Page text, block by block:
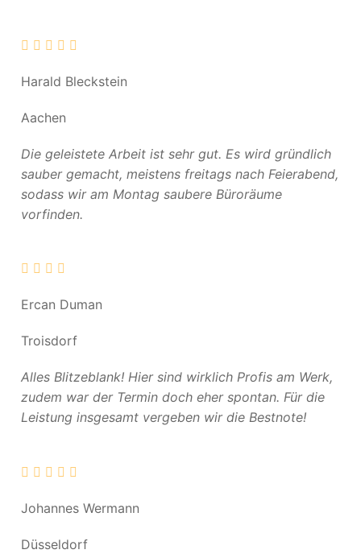
Harald Bleckstein
Aachen
Die geleistete Arbeit ist sehr gut. Es wird gründlich
sauber gemacht, meistens freitags nach Feierabend,
sodass wir am Montag saubere Büroräume
vorfinden.
Ercan Duman
Troisdorf
Alles Blitzeblank! Hier sind wirklich Profis am Werk,
zudem war der Termin doch eher spontan. Für die
Leistung insgesamt vergeben wir die Bestnote!
Johannes Wermann
Düsseldorf